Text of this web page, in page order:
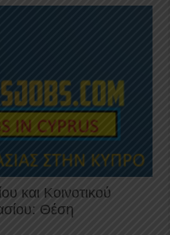
και Κοινοτικού
Θέση